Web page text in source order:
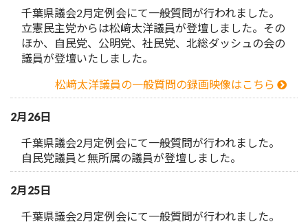
千葉県議会2月定例会にて一般質問が行われました。
立憲民主党からは松﨑太洋議員が登壇しました。その
ほか、自民党、公明党、社民党、北総ダッシュの会の
議員が登壇いたしました。
松﨑太洋議員の一般質問の録画映像はこちら
2月26日
千葉県議会2月定例会にて一般質問が行われました。
自民党議員と無所属の議員が登壇しました。
2月25日
千葉県議会2月定例会にて一般質問が行われました。